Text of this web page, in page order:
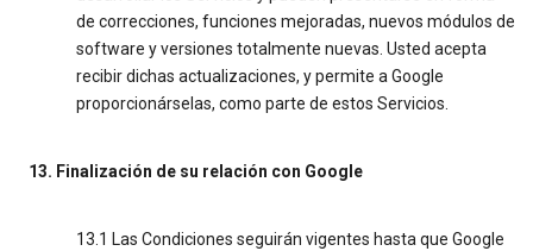
de correcciones, funciones mejoradas, nuevos módulos de
software y versiones totalmente nuevas. Usted acepta
recibir dichas actualizaciones, y permite a Google
proporcionárselas, como parte de estos Servicios.
13. Finalización de su relación con Google
13.1 Las Condiciones seguirán vigentes hasta que Google